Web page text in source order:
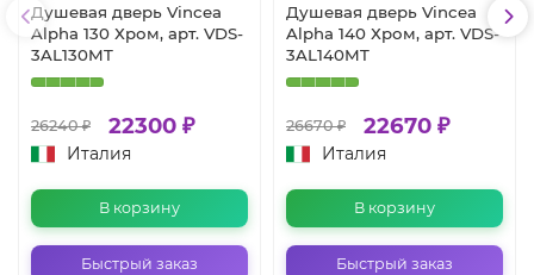
Душевая дверь Vincea
Alpha 130 Хром, арт. VDS-
3AL130MT
26240 ₽ 22300 ₽
Италия
В корзину
Быстрый заказ
Душевая дверь Vincea
Alpha 140 Хром, арт. VDS-
3AL140MT
26670 ₽ 22670 ₽
Италия
В корзину
Быстрый заказ